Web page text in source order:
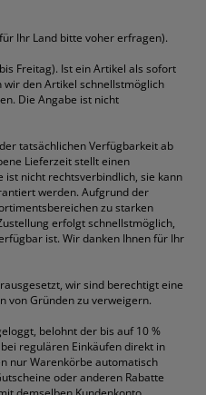
alle Marken anzeigen
Ihr Land bitte voher erfragen).
Freitag). Ist ein Artikel als sofort
den Artikel schnellstmöglich
Die Angabe ist nicht
tatsächlichen Verfügbarkeit ab
Lieferzeit stellt einen
nicht rechtsverbindlich, sie kann
werden. Aufgrund der
zu starken
erfolgt schnellstmöglich,
ist. Wir danken Ihnen für Ihr
wir sind berechtigt eine
von Gründen zu verweigern.
belohnt der bis auf 10 %
regulären Einkäufen direkt in
nur Warenkörbe automatisch
oder anderen Rabatte